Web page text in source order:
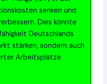
senken und
Dies könnte
Deutschlands
stärken, sondern auch
Arbeitsplätze